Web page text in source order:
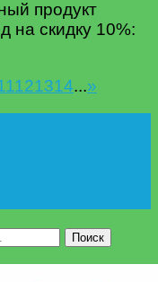
продукт
на скидку 10%:
121314...»
Поиск